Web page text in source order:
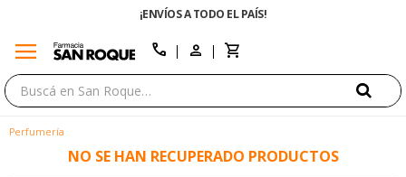
¡ENVÍOS A TODO EL PAÍS!
menu call
Perfumería
NO SE HAN RECUPERADO PRODUCTOS
close